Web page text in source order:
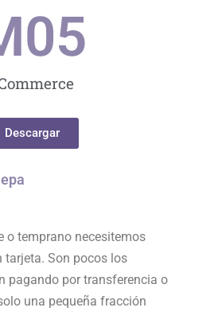
5
Descargar
o temprano necesitemos
tarjeta. Son pocos los
pagando por transferencia o
una pequeña fracción